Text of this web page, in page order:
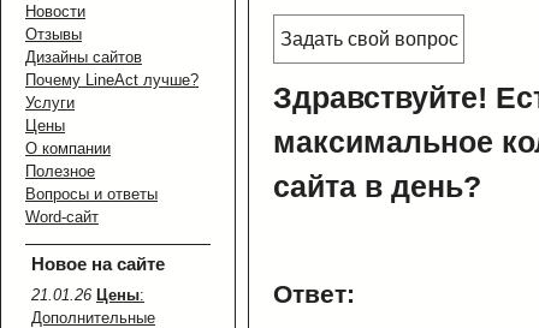
Новости
Отзывы
Дизайны сайтов
Почему LineAct лучше?
Услуги
Цены
О компании
Полезное
Вопросы и ответы
Word-сайт
Новое на сайте
21.01.26 Цены:
Дополнительные
Задать свой вопрос
Здравствуйте!
максимальное
сайта в день?
Ответ: